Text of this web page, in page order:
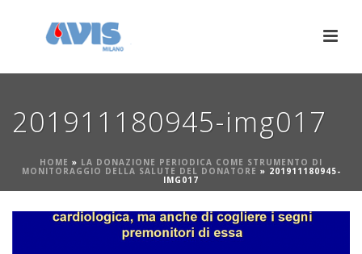
201911180945-img017
HOME » LA DONAZIONE PERIODICA COME STRUMENTO DI
MONITORAGGIO DELLA SALUTE DEL DONATORE » 201911180945-
IMG017